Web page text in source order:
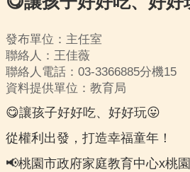
發布單位：主任室
聯絡人：王佳薇
聯絡人電話：03-3366885分機15
資料提供單位：教育局
😋讓孩子好好吃、好好玩😛
從權利出發，打造幸福童年！
📢桃園市政府家庭教育中心x桃